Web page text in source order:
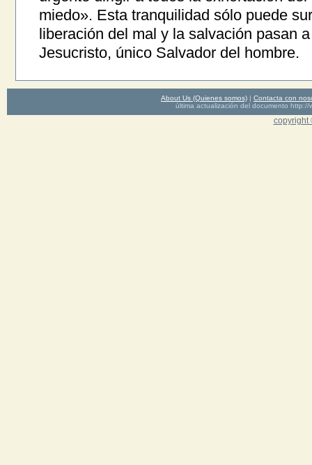
miedo». Esta tranquilidad sólo puede
liberación del mal y la salvación pasan
Jesucristo, único Salvador del hombre.
About Us (Quienes somos) | Contacta con
última actualización del documento http://
copyright